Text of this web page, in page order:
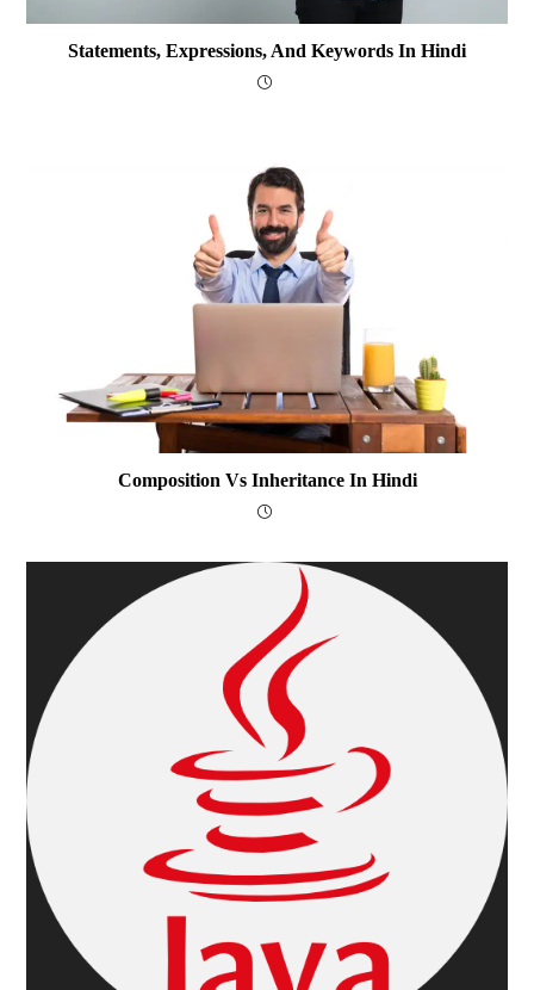
Statements, Expressions, And Keywords In Hindi
Composition Vs Inheritance In Hindi